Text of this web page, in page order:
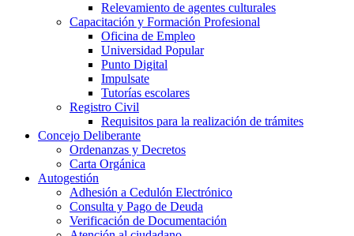
Relevamiento de agentes culturales
Capacitación y Formación Profesional
Oficina de Empleo
Universidad Popular
Punto Digital
Impulsate
Tutorías escolares
Registro Civil
Requisitos para la realización de trámites
Concejo Deliberante
Ordenanzas y Decretos
Carta Orgánica
Autogestión
Adhesión a Cedulón Electrónico
Consulta y Pago de Deuda
Verificación de Documentación